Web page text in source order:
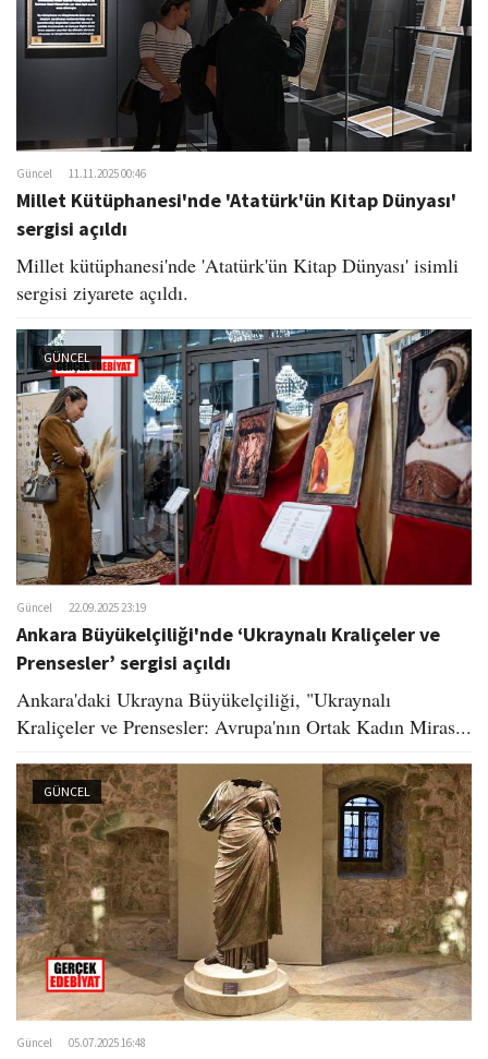
Güncel 11.11.2025 00:46
Millet Kütüphanesi'nde 'Atatürk'ün Kitap Dünyası'
sergisi açıldı
Millet kütüphanesi'nde 'Atatürk'ün Kitap Dünyası' isimli
sergisi ziyarete açıldı.
GÜNCEL
Güncel 22.09.2025 23:19
Ankara Büyükelçiliği'nde ‘Ukraynalı Kraliçeler ve
Prensesler’ sergisi açıldı​
Ankara'daki Ukrayna Büyükelçiliği, "Ukraynalı
Kraliçeler ve Prensesler: Avrupa'nın Ortak Kadın Miras...
GÜNCEL
Güncel 05.07.2025 16:48